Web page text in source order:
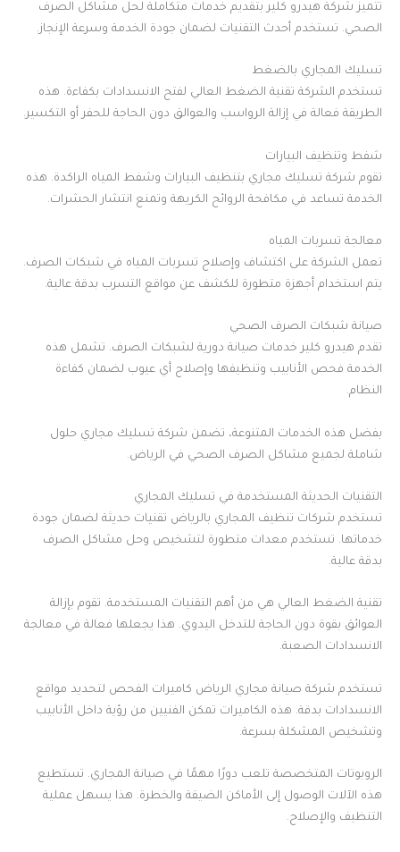
تتميز شركة هيدرو كلير بتقديم خدمات متكاملة لحل مشاكل الصرف
الصحي. تستخدم أحدث التقنيات لضمان جودة الخدمة وسرعة الإنجاز.
تسليك المجاري بالضغط
تستخدم الشركة تقنية الضغط العالي لفتح الانسدادات بكفاءة. هذه
الطريقة فعالة في إزالة الرواسب والعوالق دون الحاجة للحفر أو التكسير.
شفط وتنظيف البيارات
تقوم شركة تسليك مجاري بتنظيف البيارات وشفط المياه الراكدة. هذه
الخدمة تساعد في مكافحة الروائح الكريهة وتمنع انتشار الحشرات.
معالجة تسربات المياه
تعمل الشركة على اكتشاف وإصلاح تسربات المياه في شبكات الصرف.
يتم استخدام أجهزة متطورة للكشف عن مواقع التسرب بدقة عالية.
صيانة شبكات الصرف الصحي
تقدم هيدرو كلير خدمات صيانة دورية لشبكات الصرف. تشمل هذه
الخدمة فحص الأنابيب وتنظيفها وإصلاح أي عيوب لضمان كفاءة
النظام.
بفضل هذه الخدمات المتنوعة، تضمن شركة تسليك مجاري حلول
شاملة لجميع مشاكل الصرف الصحي في الرياض.
التقنيات الحديثة المستخدمة في تسليك المجاري
تستخدم شركات تنظيف المجاري بالرياض تقنيات حديثة لضمان جودة
خدماتها. تستخدم معدات متطورة لتشخيص وحل مشاكل الصرف
بدقة عالية.
تقنية الضغط العالي هي من أهم التقنيات المستخدمة. تقوم بإزالة
العوائق بقوة دون الحاجة للتدخل اليدوي. هذا يجعلها فعالة في معالجة
الانسدادات الصعبة.
تستخدم شركة صيانة مجاري الرياض كاميرات الفحص لتحديد مواقع
الانسدادات بدقة. هذه الكاميرات تمكن الفنيين من رؤية داخل الأنابيب
وتشخيص المشكلة بسرعة.
الروبوتات المتخصصة تلعب دورًا مهمًا في صيانة المجاري. تستطيع
هذه الآلات الوصول إلى الأماكن الضيقة والخطرة. هذا يسهل عملية
التنظيف والإصلاح.